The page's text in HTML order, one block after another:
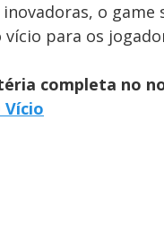
inovadoras, o
vício para os
completa no
Vício